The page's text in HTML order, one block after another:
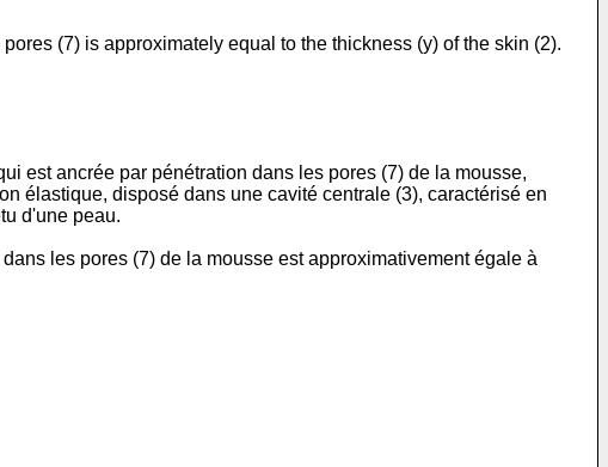
(7) is approximately equal to the thickness (y) of the skin (2).
est ancrée par pénétration dans les pores (7) de la mousse,
élastique, disposé dans une cavité centrale (3), caractérisé en
d'une peau.
les pores (7) de la mousse est approximativement égale à